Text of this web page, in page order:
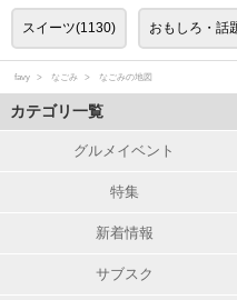
スイーツ(1130) おもしろ・話
favy なごみ なごみの地図
カテゴリ一覧
グルメイベント
特集
新着情報
サブスク